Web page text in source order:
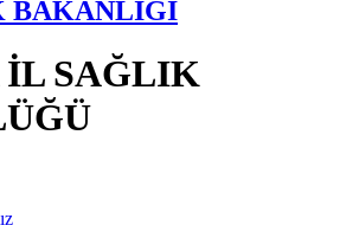
BAKANLIĞI
İL SAĞLIK